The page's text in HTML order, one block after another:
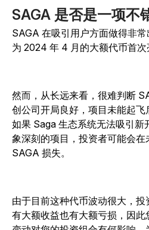
SAGA 是否是一项不
SAGA 在吸引用户方面做得非
为 2024 年 4 月的大额代币首次
然而，从长远来看，很难判断
创公司开局良好，项目未能起飞
如果 Saga 生态系统无法吸引新
象深刻的项目，投资者可能会在
SAGA 损失。
由于目前这种代币波动很大，投
有大额收益也有大额亏损，因